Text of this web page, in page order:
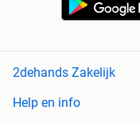
2dehands Zakelijk
Help en info